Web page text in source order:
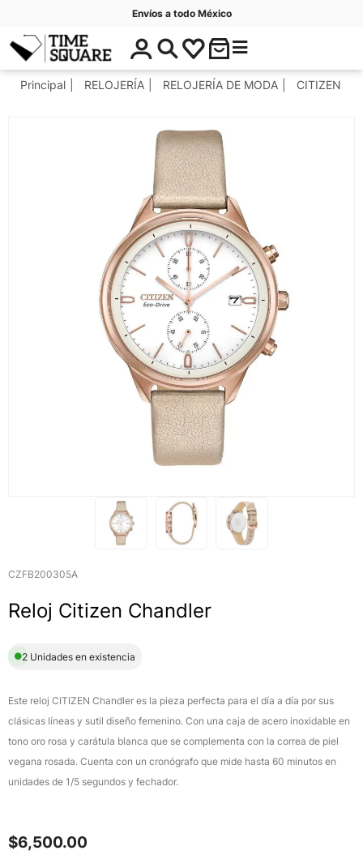
Envíos a todo México
Timesquare
$
0
.
C
t
s
Principal RELOJERÍA RELOJERÍA DE MODA CITIZEN
CZFB200305A
Reloj Citizen Chandler
2 Unidades en existencia
Este reloj CITIZEN Chandler es la pieza perfecta para el día a día por sus
clásicas líneas y sutil diseño femenino. Con una caja de acero inoxidable en
tono oro rosa y carátula blanca que se complementa con la correa de piel
vegana rosada. Cuenta con un cronógrafo que mide hasta 60 minutos en
unidades de 1/5 segundos y fechador.
$6,500.00